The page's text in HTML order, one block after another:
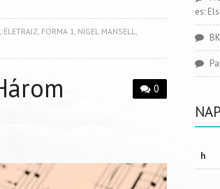
ÉLETRAJZ, FORMA 1 NIGEL MANSELL
0
es:
h